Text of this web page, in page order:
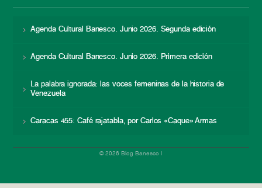
Agenda Cultural Banesco. Junio 2026. Segunda edición
Agenda Cultural Banesco. Junio 2026. Primera edición
La palabra ignorada: las voces femeninas de la historia de
Venezuela
Caracas 455: Café rajatabla, por Carlos «Caque» Armas
© 2026 Blog Banesco |